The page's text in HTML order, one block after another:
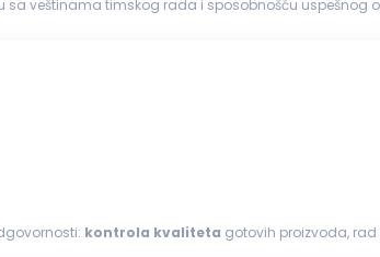
veštinama timskog rada i sposobnošću uspešnog
kontrola kvaliteta gotovih proizvoda,